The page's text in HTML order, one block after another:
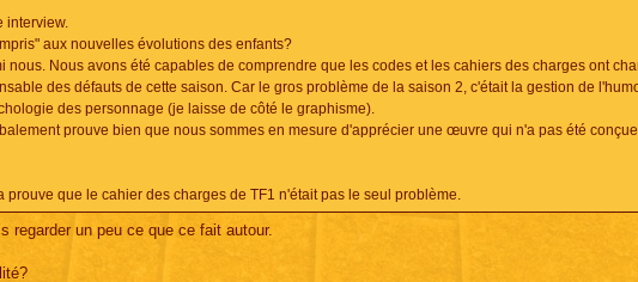
interview.
aux nouvelles évolutions des enfants?
nous. Nous avons été capables de comprendre que les codes et les cahiers des charges ont
des défauts de cette saison. Car le gros problème de la saison 2, c'était la gestion de
des personnage (je laisse de côté le graphisme).
prouve bien que nous sommes en mesure d'apprécier une œuvre qui n'a pas été
prouve que le cahier des charges de TF1 n'était pas le seul problème.
regarder un peu ce que ce fait autour.